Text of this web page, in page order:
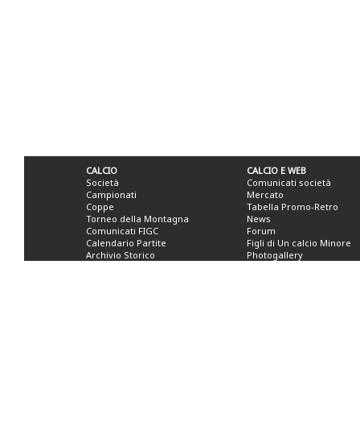
CALCIO
Società
Campionati
Coppe
Torneo della Montagna
Comunicati FIGC
Calendario Partite
Archivio Storico
CALCIO E WEB
Comunicati società
Mercato
Tabella Promo-Retro
News
Forum
Figli di Un calcio Minore
Photogallery